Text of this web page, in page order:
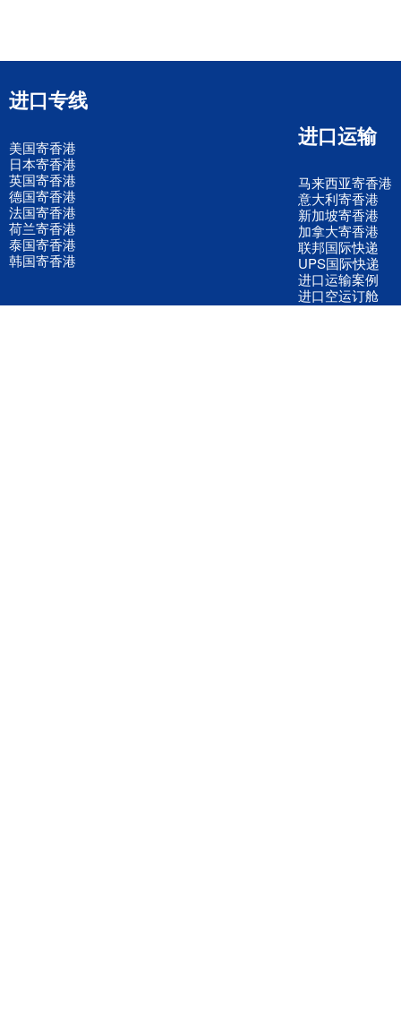
进口专线
美国寄香港
日本寄香港
英国寄香港
德国寄香港
法国寄香港
荷兰寄香港
泰国寄香港
韩国寄香港
进口运输
马来西亚寄香港
意大利寄香港
新加坡寄香港
加拿大寄香港
联邦国际快递
UPS国际快递
进口运输案例
进口空运订舱